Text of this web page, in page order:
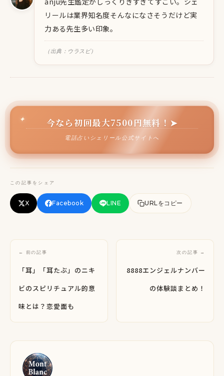
リールは業界知名度そんなになさそうだけど実
力ある先生多い印象。
（出典：ウラスピ）
今なら初回最大7500円無料！➤
電話占いシェリール公式サイトへ
この記事をシェア
X Facebook LINE URLをコピー
← 前の記事
「耳」「耳たぶ」のニキ
ビのスピリチュアル的意
味とは？恋愛面も
次の記事 →
8888エンジェルナンバー
の体験談まとめ！